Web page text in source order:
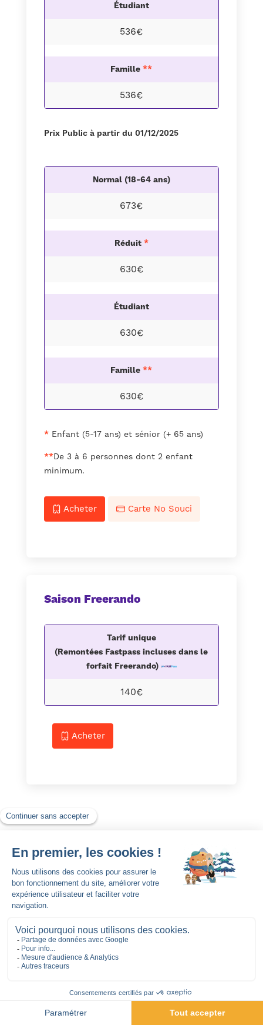
Étudiant
536€
Famille**
536€
Prix Public à partir du 01/12/2025
Normal (18-64 ans)
673€
Réduit *
630€
Étudiant
630€
Famille**
630€
*Enfant (5-17 ans) et sénior (+ 65 ans)
**De 3 à 6 personnes dont 2 enfant
minimum.
Acheter Carte No Souci
Saison Freerando
Tarif unique
(Remontées Fastpass incluses dans le
forfait Freerando)
140€
Acheter
Forfaitsspéciaux
Chéquier Noël
Chéquier Ski Noël 10 journées ski
Tarif unique